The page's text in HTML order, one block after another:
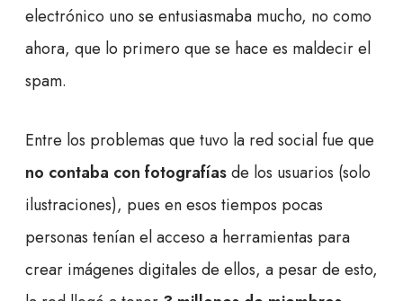
electrónico uno se entusiasmaba mucho, no como
ahora, que lo primero que se hace es maldecir el
spam.
Entre los problemas que tuvo la red social fue que
no contaba con fotografíasde los usuarios (solo
ilustraciones), pues en esos tiempos pocas
personas tenían el acceso a herramientas para
crear imágenes digitales de ellos, a pesar de esto,